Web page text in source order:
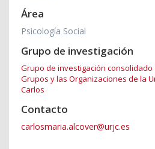
Área
Psicología Social
Grupo de investigación
Grupo de investigación consolidado
Grupos y las Organizaciones de la
Carlos
Contacto
carlosmaria.alcover@urjc.es